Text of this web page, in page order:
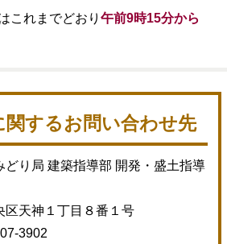
これまでどおり午前9時15分から
関するお問い合わせ先
どり局 建築指導部 開発・盛土指導
区天神１丁目８番１号
3902